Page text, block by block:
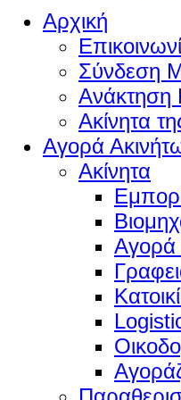
Αρχική
Σύνδεση
Ανάκτηση
Ακίνητα
Αγορά
Ακίνητα
Αγορά